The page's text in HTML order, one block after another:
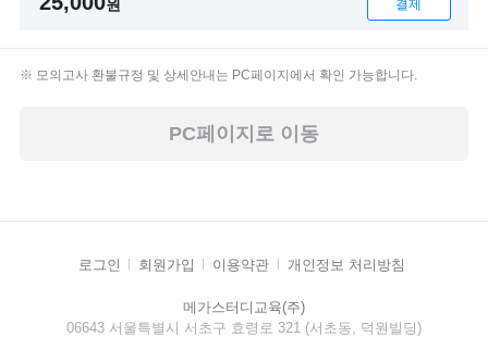
원 결제
모의고사 환불규정 및 상세안내는 PC페이지에서 확인 가능합니다.
PC페이지로 이동
로그인 회원가입 이용약관 개인정보 처리방침
메가스터디교육(주)
06643 서울특별시 서초구 효령로 321 (서초동, 덕원빌딩)